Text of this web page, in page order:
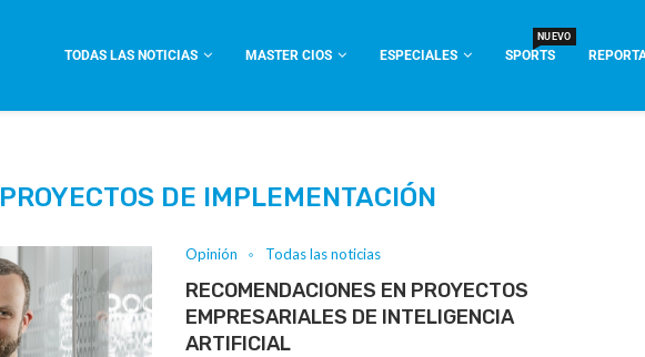
TODAS LAS NOTICIAS MASTER CIOS ESPECIALES SPORTS
NUEVO
PROYECTOS DE IMPLEMENTACIÓN
Opinión Todas las noticias
RECOMENDACIONES EN PROYECTOS
EMPRESARIALES DE INTELIGENCIA
ARTIFICIAL